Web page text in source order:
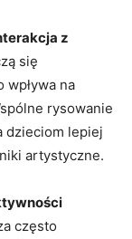
z
się
wpływa na
rysowanie
dzieciom lepiej
artystyczne.
często